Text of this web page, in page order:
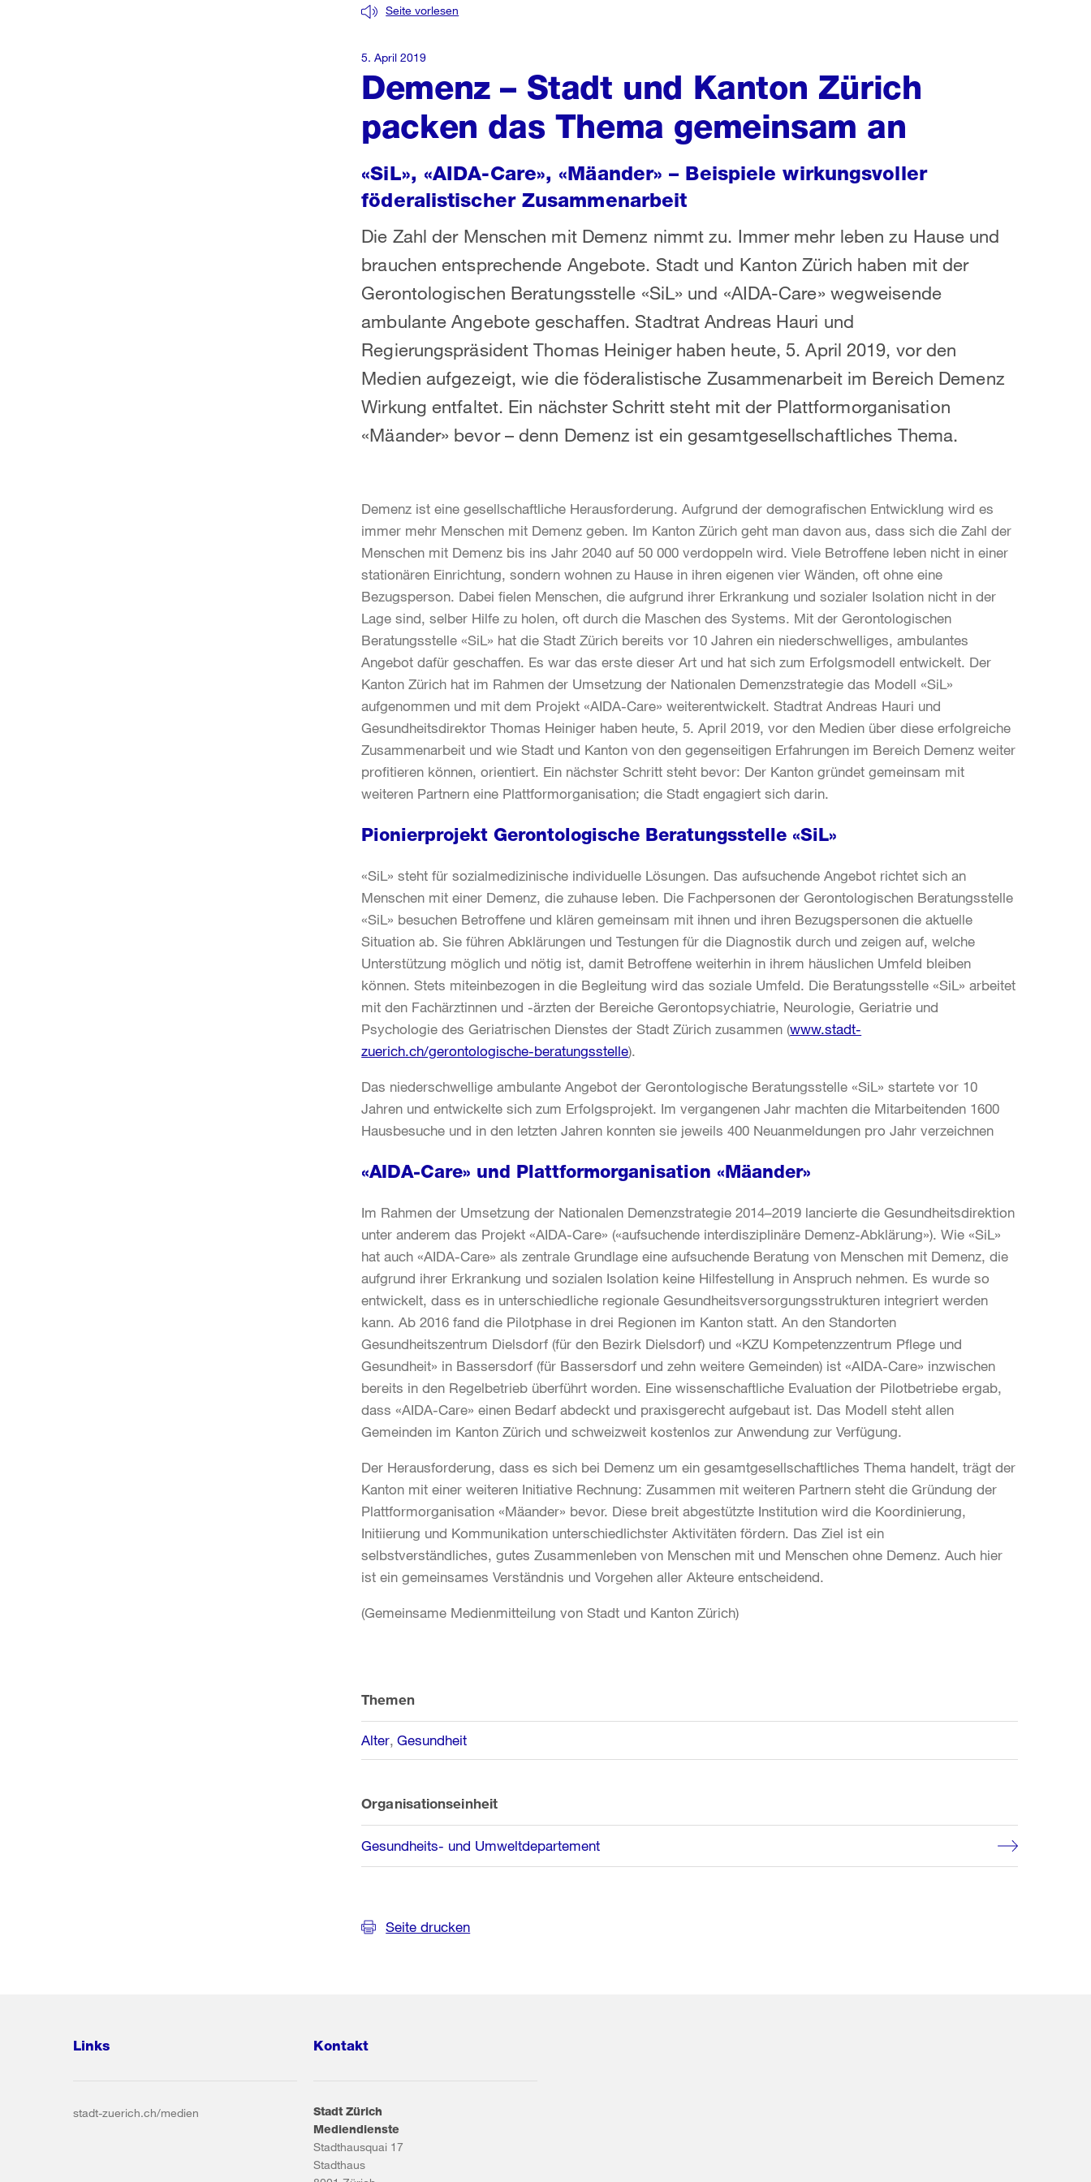
Demenz – Stadt und Kanton Zürich
packen das Thema gemeinsam an
Seite vorlesen
«SiL», «AIDA-Care», «Mäander» – Beispiele wirkungsvoller
föderalistischer Zusammenarbeit
Die Zahl der Menschen mit Demenz nimmt zu. Immer mehr leben zu Hause und
brauchen entsprechende Angebote. Stadt und Kanton Zürich haben mit der
Gerontologischen Beratungsstelle «SiL» und «AIDA-Care» wegweisende
ambulante Angebote geschaffen. Stadtrat Andreas Hauri und
Regierungspräsident Thomas Heiniger haben heute, 5. April 2019, vor den
Medien aufgezeigt, wie die föderalistische Zusammenarbeit im Bereich Demenz
Wirkung entfaltet. Ein nächster Schritt steht mit der Plattformorganisation
«Mäander» bevor – denn Demenz ist ein gesamtgesellschaftliches Thema.
5. April 2019
Demenz ist eine gesellschaftliche Herausforderung. Aufgrund der demografischen Entwicklung wird es
immer mehr Menschen mit Demenz geben. Im Kanton Zürich geht man davon aus, dass sich die Zahl der
Menschen mit Demenz bis ins Jahr 2040 auf 50 000 verdoppeln wird. Viele Betroffene leben nicht in einer
stationären Einrichtung, sondern wohnen zu Hause in ihren eigenen vier Wänden, oft ohne eine
Bezugsperson. Dabei fielen Menschen, die aufgrund ihrer Erkrankung und sozialer Isolation nicht in der
Lage sind, selber Hilfe zu holen, oft durch die Maschen des Systems. Mit der Gerontologischen
Beratungsstelle «SiL» hat die Stadt Zürich bereits vor 10 Jahren ein niederschwelliges, ambulantes
Angebot dafür geschaffen. Es war das erste dieser Art und hat sich zum Erfolgsmodell entwickelt. Der
Kanton Zürich hat im Rahmen der Umsetzung der Nationalen Demenzstrategie das Modell «SiL»
aufgenommen und mit dem Projekt «AIDA-Care» weiterentwickelt. Stadtrat Andreas Hauri und
Gesundheitsdirektor Thomas Heiniger haben heute, 5. April 2019, vor den Medien über diese erfolgreiche
Zusammenarbeit und wie Stadt und Kanton von den gegenseitigen Erfahrungen im Bereich Demenz weiter
profitieren können, orientiert. Ein nächster Schritt steht bevor: Der Kanton gründet gemeinsam mit
weiteren Partnern eine Plattformorganisation; die Stadt engagiert sich darin.
Pionierprojekt Gerontologische Beratungsstelle «SiL»
«SiL» steht für sozialmedizinische individuelle Lösungen. Das aufsuchende Angebot richtet sich an
Menschen mit einer Demenz, die zuhause leben. Die Fachpersonen der Gerontologischen Beratungsstelle
«SiL» besuchen Betroffene und klären gemeinsam mit ihnen und ihren Bezugspersonen die aktuelle
Situation ab. Sie führen Abklärungen und Testungen für die Diagnostik durch und zeigen auf, welche
Unterstützung möglich und nötig ist, damit Betroffene weiterhin in ihrem häuslichen Umfeld bleiben
können. Stets miteinbezogen in die Begleitung wird das soziale Umfeld. Die Beratungsstelle «SiL» arbeitet
mit den Fachärztinnen und -ärzten der Bereiche Gerontopsychiatrie, Neurologie, Geriatrie und
Psychologie des Geriatrischen Dienstes der Stadt Zürich zusammen (www.stadt-
zuerich.ch/gerontologische-beratungsstelle).
Das niederschwellige ambulante Angebot der Gerontologische Beratungsstelle «SiL» startete vor 10
Jahren und entwickelte sich zum Erfolgsprojekt. Im vergangenen Jahr machten die Mitarbeitenden 1600
Hausbesuche und in den letzten Jahren konnten sie jeweils 400 Neuanmeldungen pro Jahr verzeichnen
«AIDA-Care» und Plattformorganisation «Mäander»
Im Rahmen der Umsetzung der Nationalen Demenzstrategie 2014–2019 lancierte die Gesundheitsdirektion
unter anderem das Projekt «AIDA-Care» («aufsuchende interdisziplinäre Demenz-Abklärung»). Wie «SiL»
hat auch «AIDA-Care» als zentrale Grundlage eine aufsuchende Beratung von Menschen mit Demenz, die
aufgrund ihrer Erkrankung und sozialen Isolation keine Hilfestellung in Anspruch nehmen. Es wurde so
entwickelt, dass es in unterschiedliche regionale Gesundheitsversorgungsstrukturen integriert werden
kann. Ab 2016 fand die Pilotphase in drei Regionen im Kanton statt. An den Standorten
Gesundheitszentrum Dielsdorf (für den Bezirk Dielsdorf) und «KZU Kompetenzzentrum Pflege und
Gesundheit» in Bassersdorf (für Bassersdorf und zehn weitere Gemeinden) ist «AIDA-Care» inzwischen
bereits in den Regelbetrieb überführt worden. Eine wissenschaftliche Evaluation der Pilotbetriebe ergab,
dass «AIDA-Care» einen Bedarf abdeckt und praxisgerecht aufgebaut ist. Das Modell steht allen
Gemeinden im Kanton Zürich und schweizweit kostenlos zur Anwendung zur Verfügung.
Der Herausforderung, dass es sich bei Demenz um ein gesamtgesellschaftliches Thema handelt, trägt der
Kanton mit einer weiteren Initiative Rechnung: Zusammen mit weiteren Partnern steht die Gründung der
Plattformorganisation «Mäander» bevor. Diese breit abgestützte Institution wird die Koordinierung,
Initiierung und Kommunikation unterschiedlichster Aktivitäten fördern. Das Ziel ist ein
selbstverständliches, gutes Zusammenleben von Menschen mit und Menschen ohne Demenz. Auch hier
ist ein gemeinsames Verständnis und Vorgehen aller Akteure entscheidend.
(Gemeinsame Medienmitteilung von Stadt und Kanton Zürich)
Informationen
Themen
Alter Gesundheit
Organisationseinheit
Gesundheits- und Umweltdepartement
Seite drucken
Links
stadt-zuerich.ch/medien
Kontakt
Stadt Zürich
Mediendienste
Stadthausquai 17
Stadthaus